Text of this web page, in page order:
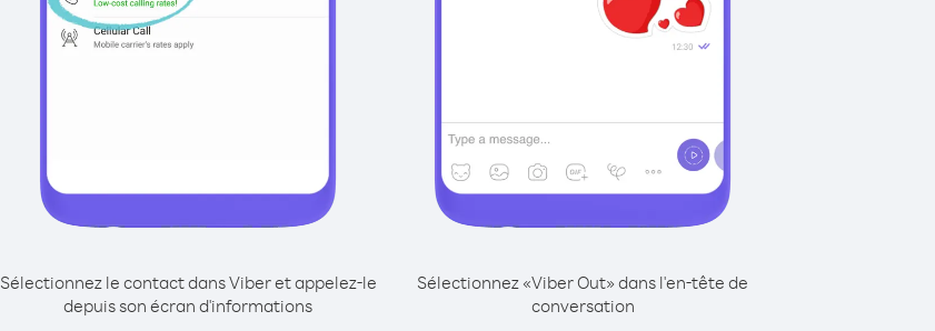
Sélectionnez le contact dans Viber et appelez-le
depuis son écran d'informations
Sélectionnez «Viber Out» dans l'en-tête de
conversation